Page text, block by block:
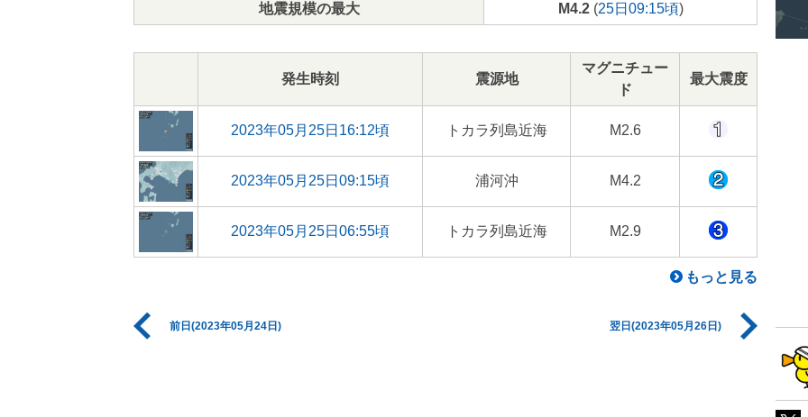
地震規模の最大 M4.2(25日09:15頃)
発生時刻 震源地
マグニチュー
ド
最大震度
2023年05月25日16:12頃 トカラ列島近海 M2.6
2023年05月25日09:15頃 浦河沖 M4.2
2023年05月25日06:55頃 トカラ列島近海 M2.9
もっと見る
前日(2023年05月24日) 翌日(2023年05月26日)